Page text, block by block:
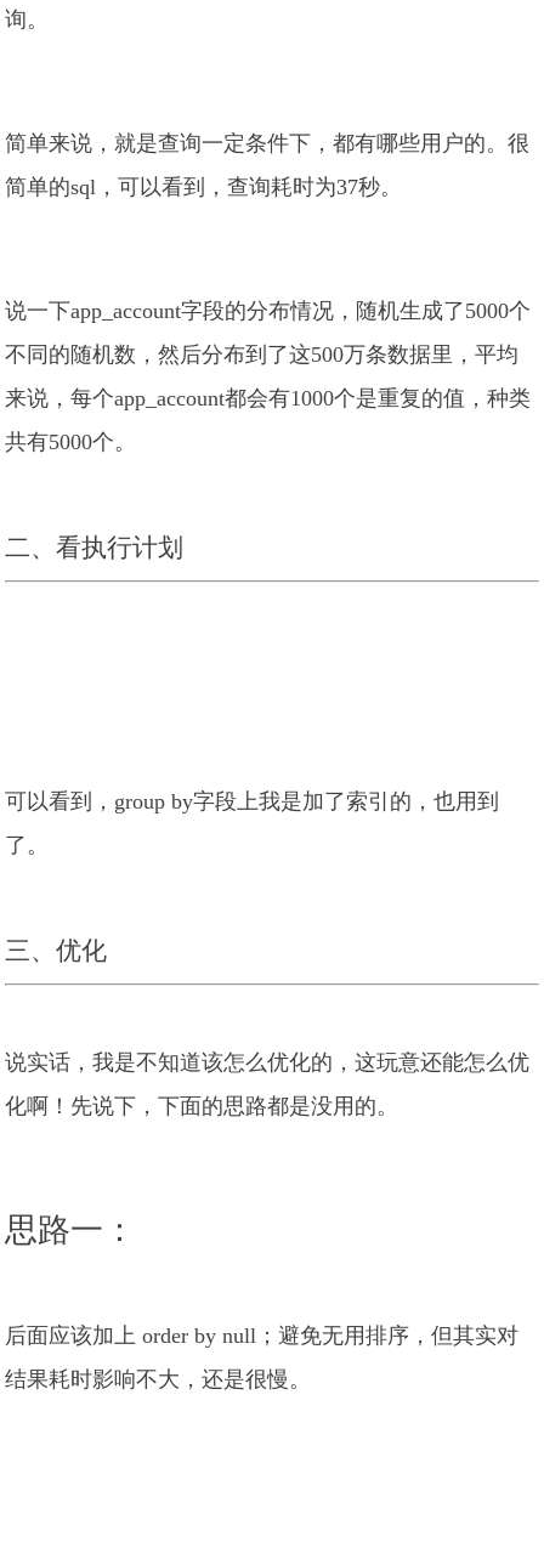
询。
简单来说，就是查询一定条件下，都有哪些用户的。很
简单的sql，可以看到，查询耗时为37秒。
说一下app_account字段的分布情况，随机生成了5000个
不同的随机数，然后分布到了这500万条数据里，平均
来说，每个app_account都会有1000个是重复的值，种类
共有5000个。
二、看执行计划
可以看到，group by字段上我是加了索引的，也用到
了。
三、优化
说实话，我是不知道该怎么优化的，这玩意还能怎么优
化啊！先说下，下面的思路都是没用的。
思路一：
后面应该加上 order by null；避免无用排序，但其实对
结果耗时影响不大，还是很慢。